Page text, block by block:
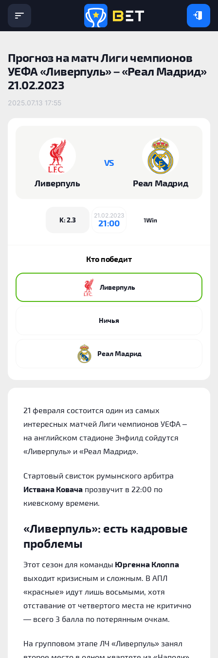
Прогноз на матч Лиги чемпионов
УЕФА «Ливерпуль» – «Реал Мадрид»
21.02.2023
2025.07.13 17:55
Ливерпуль
VS
Реал Мадрид
K: 2.3
21.02.2023
21:00
Кто победит
Ливерпуль
Ничья
Реал Мадрид
21 февраля состоится один из самых
интересных матчей Лиги чемпионов УЕФА –
на английском стадионе Энфилд сойдутся
«Ливерпуль» и «Реал Мадрид».
Стартовый свисток румынского арбитра
Иствана Ковача прозвучит в 22:00 по
киевскому времени.
«Ливерпуль»: есть кадровые
проблемы
Этот сезон для команды Юргенна Клоппа
выходит кризисным и сложным. В АПЛ
«красные» идут лишь восьмыми, хотя
отставание от четвертого места не критично
— всего 3 балла по потерянным очкам.
На групповом этапе ЛЧ «Ливерпуль» занял